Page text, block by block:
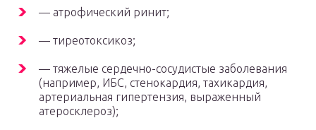
— атрофический ринит;
— тиреотоксикоз;
— тяжелые сердечно-сосудистые заболевания
(например, ИБС, стенокардия, тахикардия,
артериальная гипертензия, выраженный
атеросклероз);